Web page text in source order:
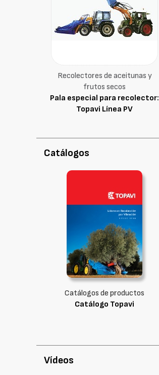
Recolectores de aceitunas y
frutos secos
Pala especial para recolector:
Topavi Línea PV
Catálogos
Catálogos de productos
Catálogo Topavi
Vídeos